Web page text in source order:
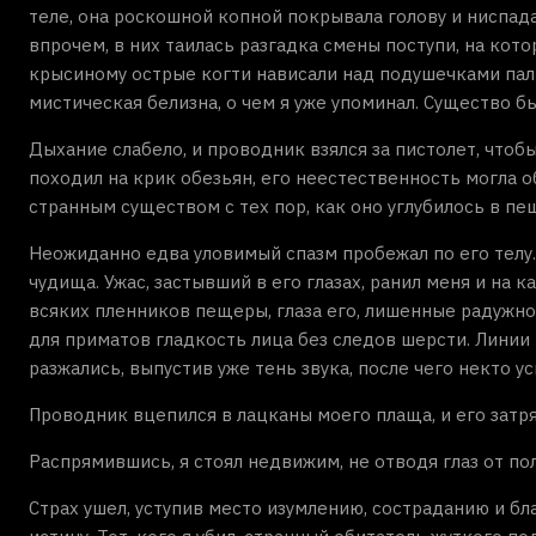
теле, она роскошной копной покрывала голову и
впрочем, в них таилась разгадка смены поступи, на
крысиному острые когти нависали над подушечками
мистическая белизна, о чем я уже упоминал. Существо
Дыхание слабело, и проводник взялся за пистолет,
походил на крик обезьян, его неестественность
странным существом с тех пор, как оно углубилось в
Неожиданно едва уловимый спазм пробежал по его
чудища. Ужас, застывший в его глазах, ранил меня и на
всяких пленников пещеры, глаза его, лишенные
для приматов гладкость лица без следов шерсти.
разжались, выпустив уже тень звука, после чего некто
Проводник вцепился в лацканы моего плаща, и его
Распрямившись, я стоял недвижим, не отводя глаз от
Страх ушел, уступив место изумлению, состраданию и